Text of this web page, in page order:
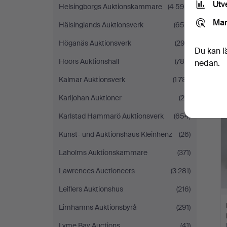
Helsingborgs Auktionskammare
(4 598)
Hälsinglands Auktionsverk
(655)
Höganäs Auktionsverk
(292)
Höörs Auktionshall
(780)
Kalmar Auktionsverk
(1 781)
Karljohan Auktioner
(26)
Karlstad Hammarö Auktionsverk
(654)
Kunst- und Auktionshaus Kleinhenz
(26)
Laholms Auktionskammare
(371)
Lawrences Auctioneers
(3 281)
Leiflers Auktionshus
(216)
Limhamns Auktionsbyrå
(291)
Du kan
nedan.